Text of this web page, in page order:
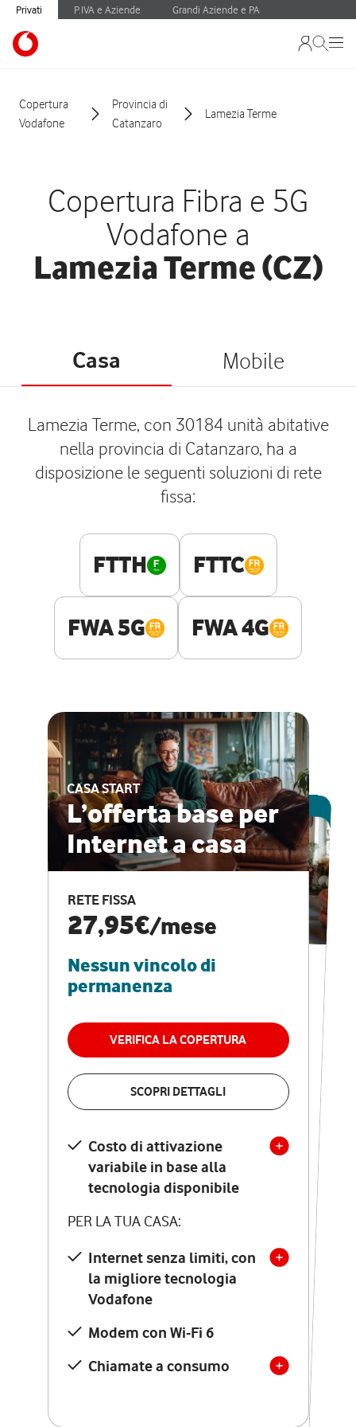
Privati P.IVA e Aziende Grandi Aziende e PA
Copertura
Vodafone
Provincia di
Catanzaro
Lamezia Terme
Copertura Fibra e 5G
Vodafone a
Lamezia Terme (CZ)
Casa Mobile
Lamezia Terme, con 30184 unità abitative
nella provincia di Catanzaro, ha a
disposizione le seguenti soluzioni di rete
fissa:
FTTH FTTC
FWA 5G FWA 4G
CASA START
L’offerta base per
Internet a casa
RETE FISSA
27,95€/mese
Nessun vincolo di
permanenza
VERIFICA LA COPERTURA
SCOPRI DETTAGLI
Costo di attivazione
variabile in base alla
tecnologia disponibile
PER LA TUA CASA:
Internet senza limiti, con
la migliore tecnologia
Vodafone
Modem con Wi-Fi 6
Chiamate a consumo
ESCLUSIVA ONLINE
CASA PRO
Internet veloce e
vantaggi speciali
RETE FISSA + VODAFONE CLUB
29,95€
permanenza
VERIFICA LA COPERTURA
Costo di attivazione
variabile in base alla
tecnologia disponibile
PER LA TUA CASA:
Internet senza limiti, con
la migliore tecnologia
Vodafone
Modem Seven con Wi-Fi 7
Chiamate illimitate verso
numeri fissi e mobili
nazionali